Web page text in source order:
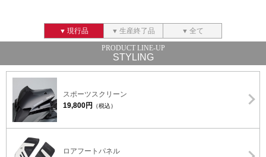
現行品 生産終了品 全て
STYLING
スポーツスクリーン
19,800円 （税込）
ロアフートパネル